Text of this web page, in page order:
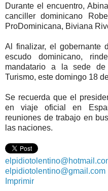
Durante el encuentro,
canciller dominicano
ProDominicana, Biviana
Al finalizar, el gobernante
escudo dominicano,
mandatario a la sede de
Turismo, este domingo 18
Se recuerda que el
en viaje oficial en
reuniones de trabajo en
las naciones.
elpidiotolentino@gmail.com
Imprimir